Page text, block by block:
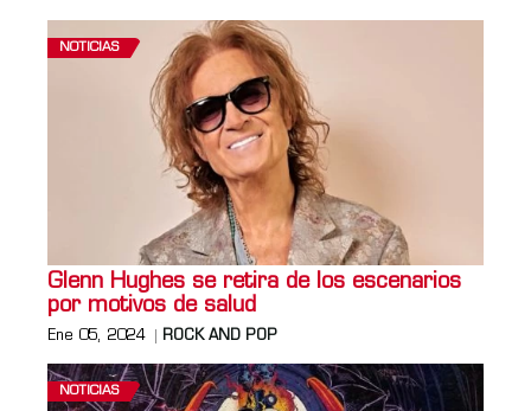
NOTICIAS
Glenn Hughes se retira de los escenarios
por motivos de salud
Ene 05, 2024 ROCK AND POP
NOTICIAS